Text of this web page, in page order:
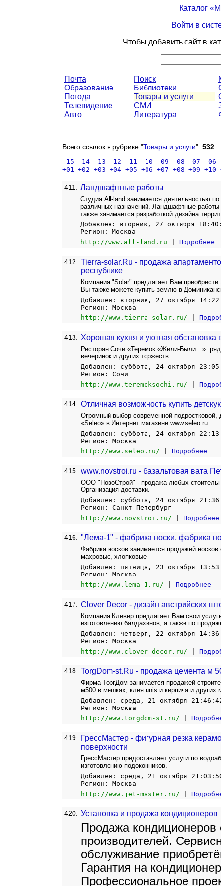
Каталог
Войти в
Чтобы добавить сайт в
Почта
Образование
Погода
Телевидение
Авто
Поиск
Библиотеки
Товары и услуги
СМИ
Литература
Всего ссылок в рубрике "Товары и услуги": 532
-15 -14 -13 -12 -11 -10 -09 -08 -07 -06
+01 +02 +03 +04 +05 +06 +07 +08 +09 +10
411. Ландшафтные работы
Студия All-land занимается деятельностью
различных назначений. Ландшафтные
также занимается разработкой дизайна
Добавлен: вторник, 27 октября
Регион: Москва
http://www.all-land.ru
Подробнее
412.
Tierra-solar.Ru - продажа
республике
Компания "Solar" предлагает Вам
Вы также можете купить землю в
Добавлен: вторник, 27 октября
Регион: Москва
http://www.tierra-solar.ru/
413. Хорошая кухня и уютная
Ресторан Сочи «Теремок «Жили-Были…»:
вечеринок и других торжеств.
Добавлен: суббота, 24 октября
Регион: Сочи
http://www.teremoksochi.ru/
414. Отличная возможность купить
Огромный выбор современной подростковой,
«Seleo» в Интернет магазине www.seleo.ru.
Добавлен: суббота, 24 октября
Регион: Москва
http://www.seleo.ru/
Подробнее
415. www.novstroi.ru - базальтовая вата
ООО "НовоСтрой" - продажа любых
Организация доставки.
Добавлен: суббота, 24 октября
Регион: Санкт-Петербург
http://www.novstroi.ru/
Подробнее
416. "Лема-1" - фабрика носки, фабрика
Фабрика носков занимается продажей
махровые, хлопковые
Добавлен: пятница, 23 октября
Регион: Москва
http://www.lema-1.ru/
Подробнее
417. Clover Decor - дизайн австрийских
Компания Клевер предлагает Вам свои
изготовлению балдахинов, а также по
Добавлен: четверг, 22 октября
Регион: Москва
http://www.clover-decor.ru/
418. TorgDom-st.Ru - продажа цемента м
Фирма ТоргДом занимается продажей
м500 в мешках, клея unis и кирпича и других
Добавлен: среда, 21 октября
Регион: Москва
http://www.torgdom-st.ru/
419.
ГрессМастер - фигурная резка
поверхности
ГрессМастер предоставляет услуги по
изготовлению подоконников.
Добавлен: среда, 21 октября
Регион: Москва
http://www.jet-master.ru/
420. Установка и продажа кондиционеров
Продажа
производителей.
обслуживание
Гарантия на
Профессиональное